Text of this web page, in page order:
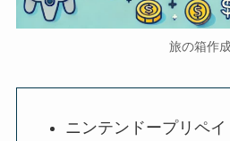
旅の箱作
ニンテンドープリペ